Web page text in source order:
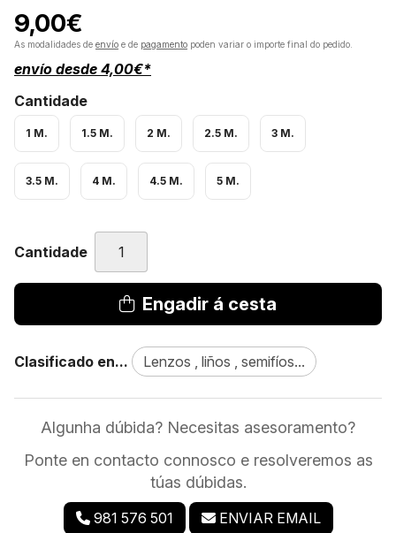
9,00€
As modalidades de envío e de pagamento poden variar o importe final do pedido.
envío desde 4,00€*
Cantidade
1 M. 1.5 M. 2 M. 2.5 M. 3 M.
3.5 M. 4 M. 4.5 M. 5 M.
Cantidade
Engadir á cesta
Clasificado en... Lenzos , liños , semifíos...
Algunha dúbida? Necesitas asesoramento?
Ponte en contacto connosco e resolveremos as
túas dúbidas.
981 576 501 ENVIAR EMAIL